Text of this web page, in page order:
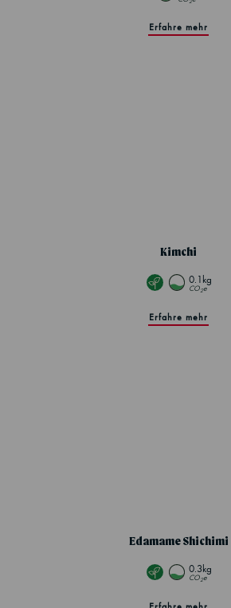
Erfahre mehr
Kimchi
0.1kg
CO2e
Erfahre mehr
Edamame Shichimi
0.3kg
CO2e